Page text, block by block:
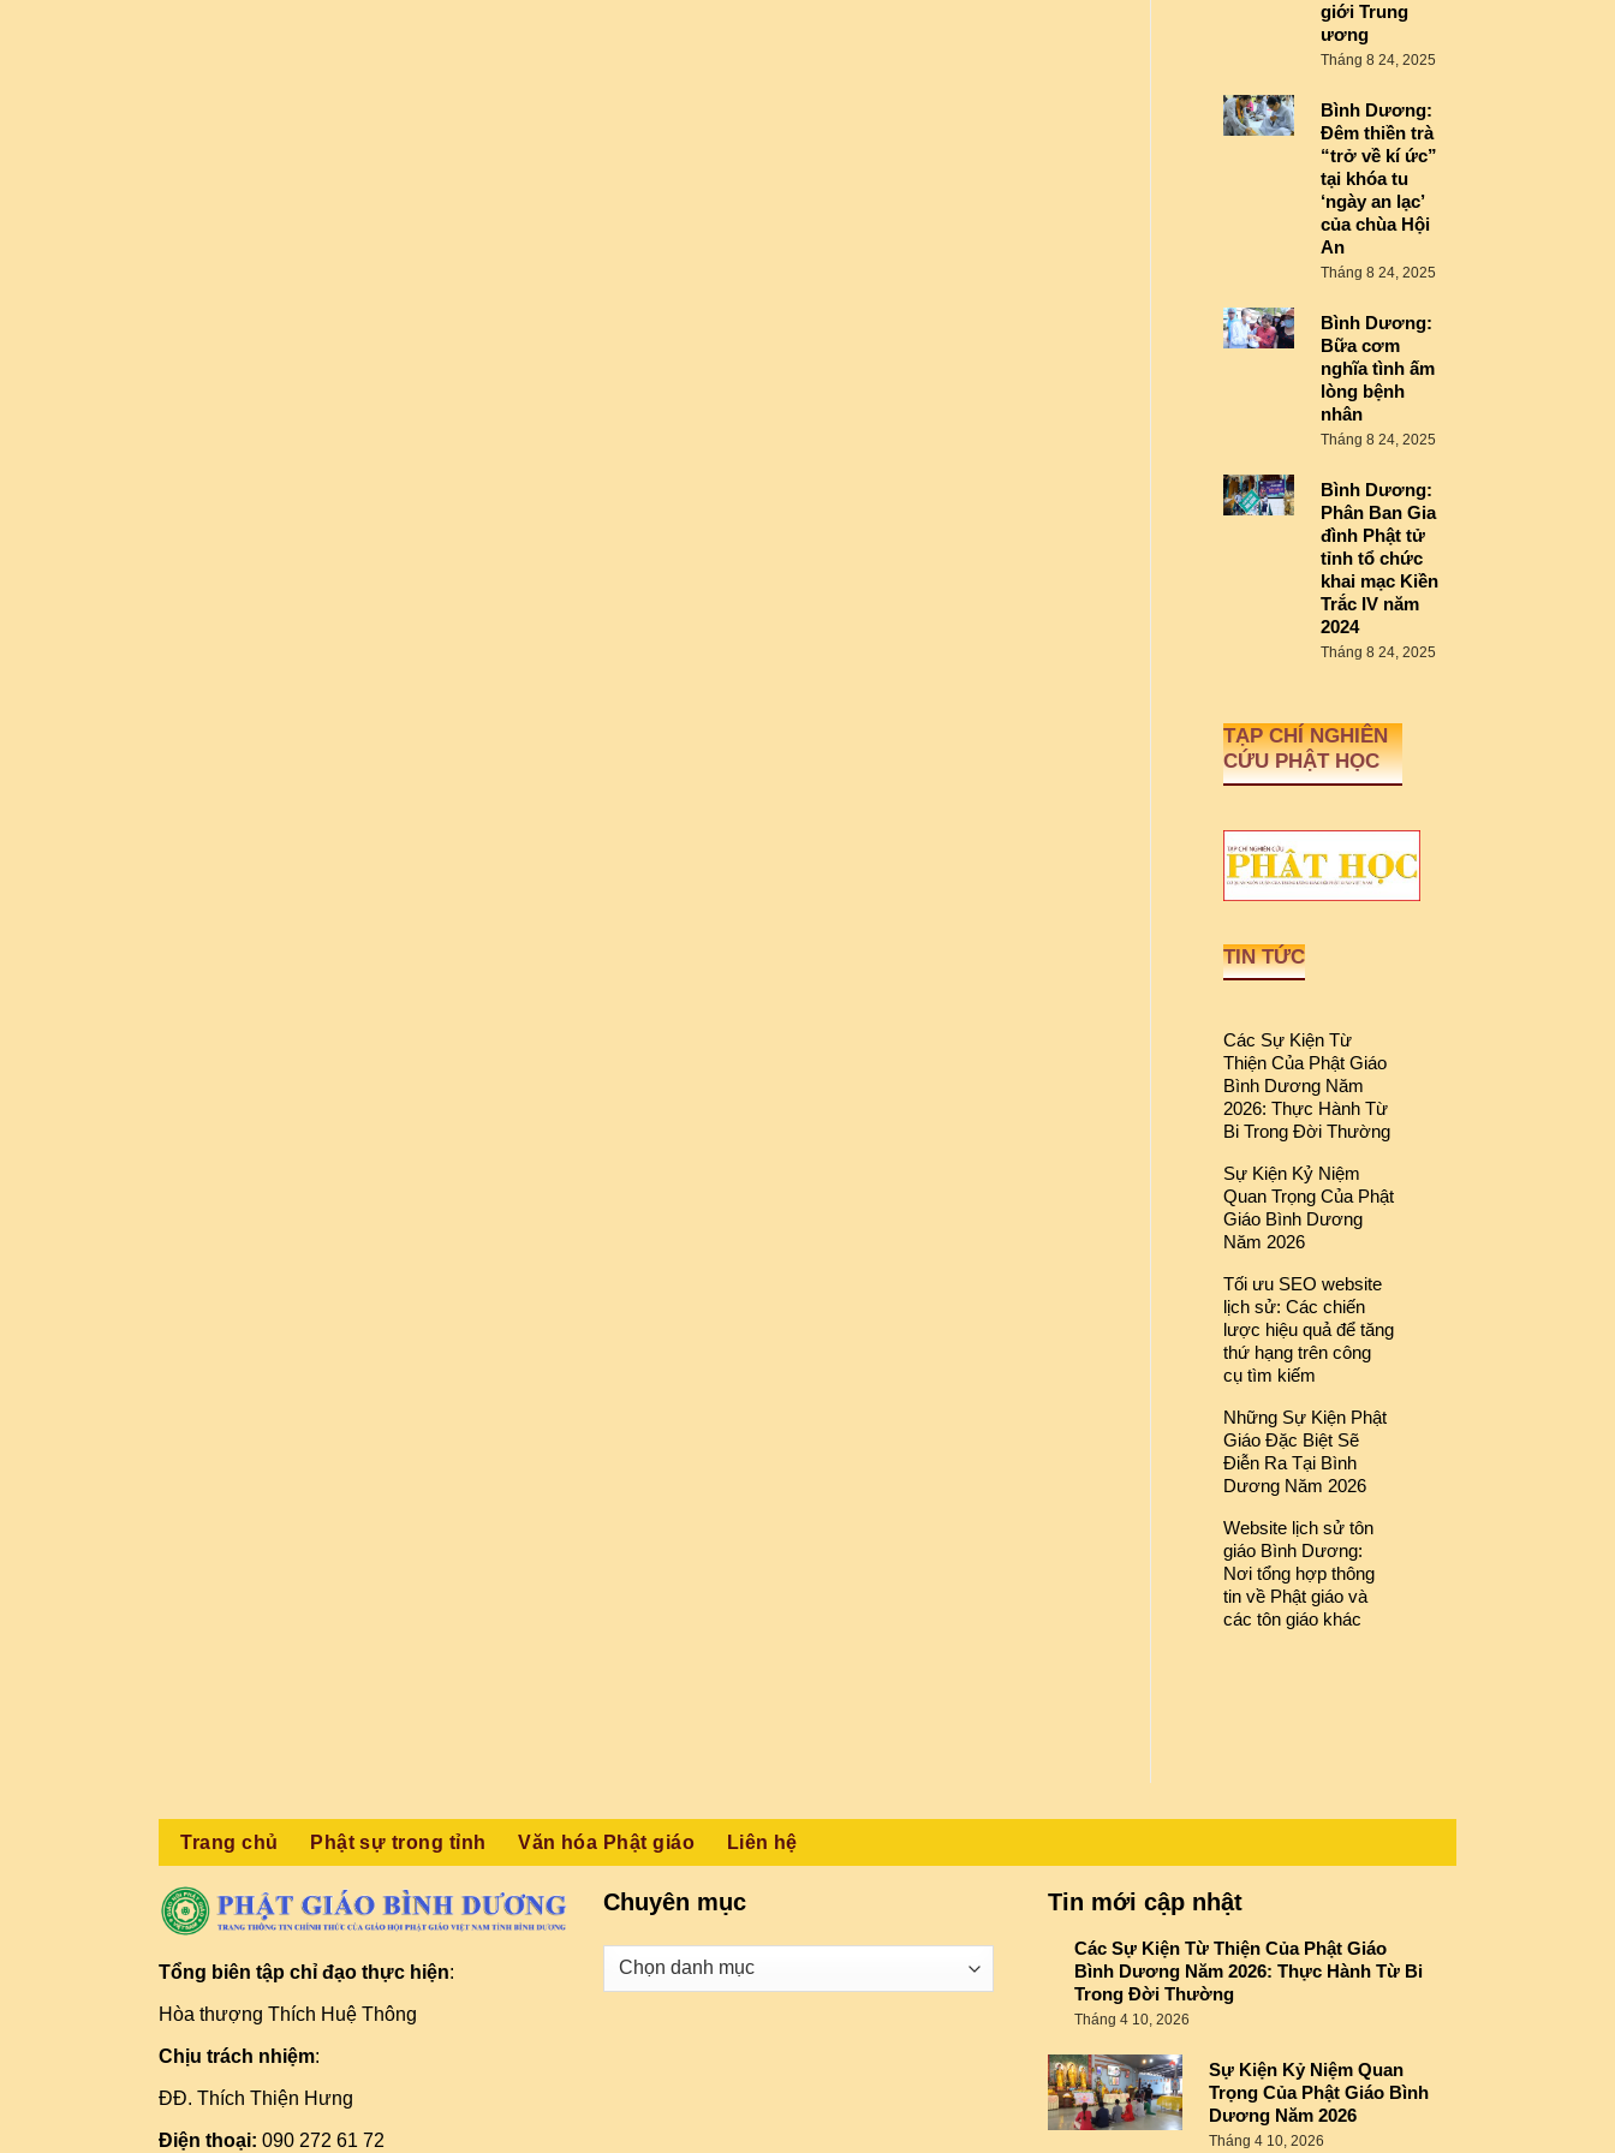
giới Trung
ương
Tháng 8 24, 2025
Bình Dương:
Đêm thiền trà
“trở về kí ức”
tại khóa tu
‘ngày an lạc’
của chùa Hội
An
Tháng 8 24, 2025
Bình Dương:
Bữa cơm
nghĩa tình ấm
lòng bệnh
nhân
Tháng 8 24, 2025
Bình Dương:
Phân Ban Gia
đình Phật tử
tỉnh tổ chức
khai mạc Kiền
Trắc IV năm
2024
Tháng 8 24, 2025
TẠP CHÍ NGHIÊN
CỨU PHẬT HỌC
TIN TỨC
Các Sự Kiện Từ
Thiện Của Phật Giáo
Bình Dương Năm
2026: Thực Hành Từ
Bi Trong Đời Thường
Sự Kiện Kỷ Niệm
Quan Trọng Của Phật
Giáo Bình Dương
Năm 2026
Tối ưu SEO website
lịch sử: Các chiến
lược hiệu quả để tăng
thứ hạng trên công
cụ tìm kiếm
Những Sự Kiện Phật
Giáo Đặc Biệt Sẽ
Điễn Ra Tại Bình
Dương Năm 2026
Website lịch sử tôn
giáo Bình Dương:
Nơi tổng hợp thông
tin về Phật giáo và
các tôn giáo khác
Trang chủ Phật sự trong tỉnh Văn hóa Phật giáo Liên hệ
Tổng biên tập chỉ đạo thực hiện:
Hòa thượng Thích Huệ Thông
Chịu trách nhiệm:
ĐĐ. Thích Thiện Hưng
Điện thoại: 090 272 61 72
Chuyên mục
Danh
Tin mới cập nhật
Các Sự Kiện Từ Thiện Của Phật Giáo
Bình Dương Năm 2026: Thực Hành Từ Bi
Trong Đời Thường
Tháng 4 10, 2026
Sự Kiện Kỷ Niệm Quan
Trọng Của Phật Giáo Bình
Dương Năm 2026
Tháng 4 10, 2026